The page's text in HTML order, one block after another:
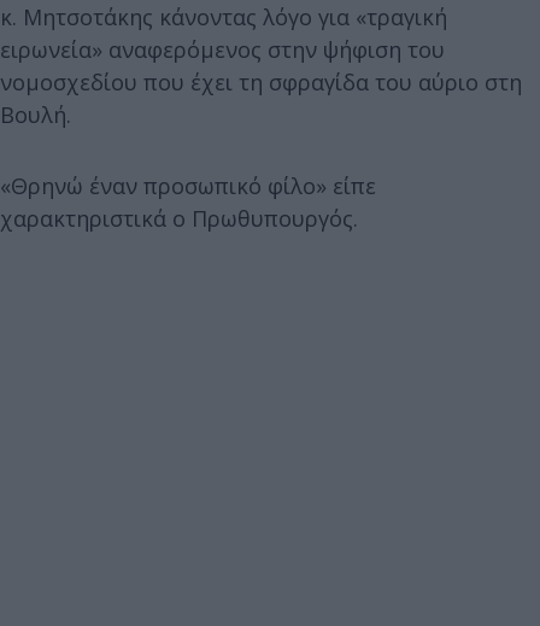
κ. Μητσοτάκης κάνοντας λόγο για «τραγική
ειρωνεία» αναφερόμενος στην ψήφιση του
νομοσχεδίου που έχει τη σφραγίδα του αύριο στη
Βουλή.
«Θρηνώ έναν προσωπικό φίλο» είπε
χαρακτηριστικά ο Πρωθυπουργός.